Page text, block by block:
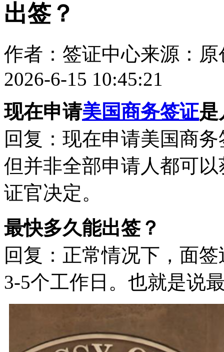
出签？
作者：签证中心来源：原
2026-6-15 10:45:21
现在申请美国商务签证是
回复：现在申请美国商
但并非全部申请人都可
证官决定。
最快多久能出签？
回复：正常情况下，面
3-5个工作日。也就是说